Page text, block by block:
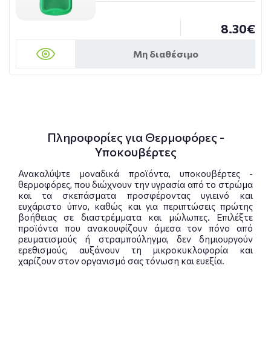
8.30€
Μη διαθέσιμο
Πληροφορίες για Θερμοφόρες -
Υποκουβέρτες
Ανακαλύψτε μοναδικά προϊόντα, υποκουβέρτες -
θερμοφόρες, που διώχνουν την υγρασία από το στρώμα
και τα σκεπάσματα προσφέροντας υγιεινό και
ευχάριστο ύπνο, καθώς και για περιπτώσεις πρώτης
βοήθειας σε διαστρέμματα και μώλωπες. Επιλέξτε
προϊόντα που ανακουφίζουν άμεσα τον πόνο από
ρευματισμούς ή στραμπούληγμα, δεν δημιουργούν
ερεθισμούς, αυξάνουν τη μικροκυκλοφορία και
χαρίζουν στον οργανισμό σας τόνωση και ευεξία.